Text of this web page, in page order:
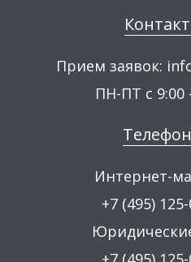
Прием заявок:
ПН-ПТ с 9:00
Интернет-
+7 (495)